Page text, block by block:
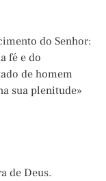
do Senhor:
fé e do
de homem
sua plenitude»
de Deus.